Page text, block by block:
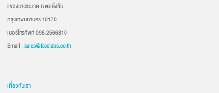
แขวงบางระมาด เขตตลิ่งชัน
กรุงเทพมหานคร 10170
เบอร์โทรศัพท์ 098-2566810
Email :sales@facelabs.co.th
เกี่ยวกับเรา